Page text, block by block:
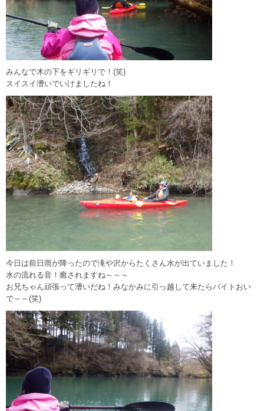
みんなで木の下をギリギリで！(笑)
スイスイ漕いでいけましたね！
今日は前日雨が降ったので滝や沢からたくさん水が出ていました！
水の流れる音！癒されますね～～～
お兄ちゃん頑張って漕いだね！みなかみに引っ越して来たらバイトおい
で～～(笑)